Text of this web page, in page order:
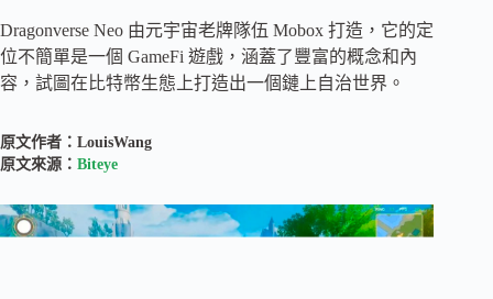
Dragonverse Neo 由元宇宙老牌隊伍 Mobox 打造，它的定
位不簡單是一個 GameFi 遊戲，涵蓋了豐富的概念和內
容，試圖在比特幣生態上打造出一個鏈上自治世界。
原文作者：LouisWang
原文來源： Biteye